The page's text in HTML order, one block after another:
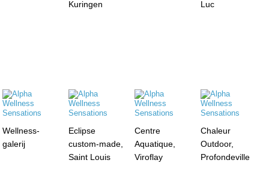
Kuringen
Luc
Wellness-
galerij
Eclipse
custom-made,
Saint Louis
Centre
Aquatique,
Viroflay
Chaleur
Outdoor,
Profondeville